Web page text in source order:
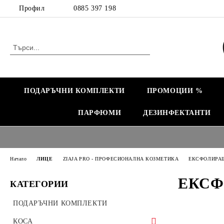
Профил 0885 397 198
ПОДАРЪЧНИ КОМПЛЕКТИ ПРОМОЦИИ %
ПАРФЮМИ ДЕЗИНФЕКТАНТИ
КАТЕГОРИИ
ПОДАРЪЧНИ КОМПЛЕКТИ
КОСА
Начало ЛИЦЕ ZIAJA PRO - ПРОФЕСИОНАЛНА КОЗМЕТИКА